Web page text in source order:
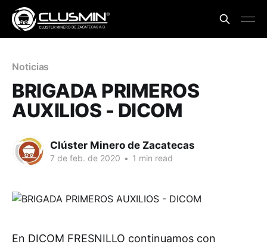
Noticias
BRIGADA PRIMEROS
AUXILIOS - DICOM
Clúster Minero de Zacatecas
7 de feb. de 2020 • 1 min read
En DICOM FRESNILLO continuamos con